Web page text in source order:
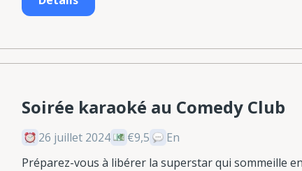
Soirée karaoké au Comedy Club
26 juillet 2024 €9,5
En
Préparez-vous à libérer la superstar qui sommeille